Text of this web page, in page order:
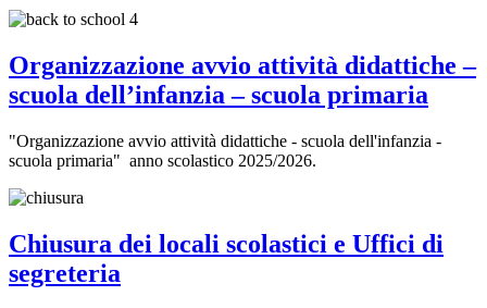
Organizzazione avvio attività didattiche –
scuola dell’infanzia – scuola primaria
"Organizzazione avvio attività didattiche - scuola dell'infanzia -
scuola primaria" anno scolastico 2025/2026.
Chiusura dei locali scolastici e Uffici di
segreteria